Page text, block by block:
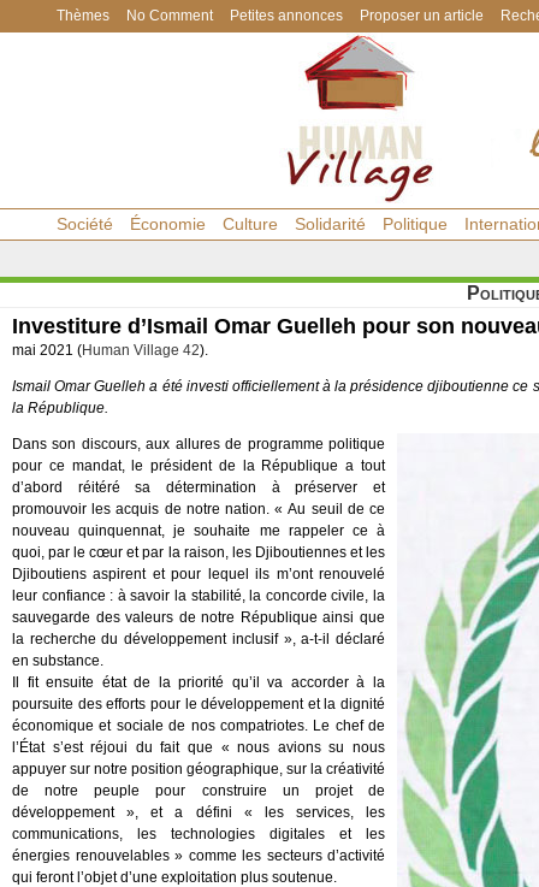
Thèmes No Comment Petites annonces Proposer un article
Société Économie Culture Solidarité Politique
Investiture d’Ismail Omar Guelleh pour son
mai 2021 (Human Village 42).
Ismail Omar Guelleh a été investi officiellement à la présidence djiboutienne ce
la République.
Dans son discours, aux allures de programme politique
pour ce mandat, le président de la République a tout
d’abord réitéré sa détermination à préserver et
promouvoir les acquis de notre nation. « Au seuil de ce
nouveau quinquennat, je souhaite me rappeler ce à
quoi, par le cœur et par la raison, les Djiboutiennes et les
Djiboutiens aspirent et pour lequel ils m’ont renouvelé
leur confiance : à savoir la stabilité, la concorde civile, la
sauvegarde des valeurs de notre République ainsi que
la recherche du développement inclusif », a-t-il déclaré
en substance.
Il fit ensuite état de la priorité qu’il va accorder à la
poursuite des efforts pour le développement et la dignité
économique et sociale de nos compatriotes. Le chef de
l’État s’est réjoui du fait que « nous avions su nous
appuyer sur notre position géographique, sur la créativité
de notre peuple pour construire un projet de
développement », et a défini « les services, les
communications, les technologies digitales et les
énergies renouvelables » comme les secteurs d’activité
qui feront l’objet d’une exploitation plus soutenue.